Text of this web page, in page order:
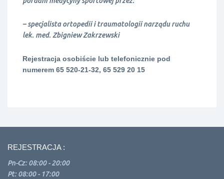
– specjalista ortopedii i traumatologii narządu ruchu
lek. med. Zbigniew Zakrzewski
Rejestracja osobiście lub telefonicznie pod
numerem 65 520-21-32, 65 529 20 15
REJESTRACJA :
Pn-Cz: 08:00 - 20:00
Pt: 08:00 - 17:00